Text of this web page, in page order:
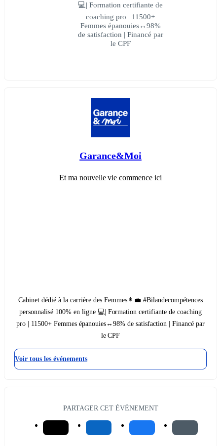
💻| Formation certifiante de
coaching pro | 11500+
Femmes épanouies↔98%
de satisfaction | Financé par
le CPF
Garance&Moi
Et ma nouvelle vie commence ici
Cabinet dédié à la carrière des Femmes👩‍💼 #Bilandecompétences
personnalisé 100% en ligne 💻| Formation certifiante de coaching
pro | 11500+ Femmes épanouies↔98% de satisfaction | Financé par
le CPF
Voir tous les événements
PARTAGER CET ÉVÉNEMENT